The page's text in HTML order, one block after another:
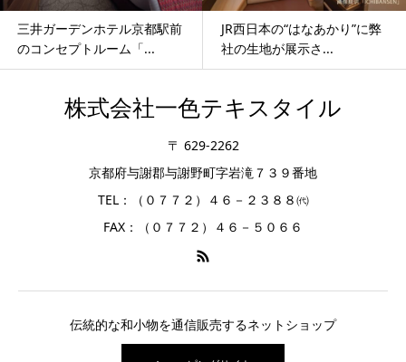
三井ガーデンホテル京都駅前
のコンセプトルーム「...
JR西日本の“はなあかり”に弊
社の生地が展示さ...
株式会社一色テキスタイル
〒 629-2262
京都府与謝郡与謝野町字岩滝７３９番地
TEL：（０７７２）４６－２３８８㈹
FAX：（０７７２）４６－５０６６
伝統的な和小物を通信販売するネットショップ